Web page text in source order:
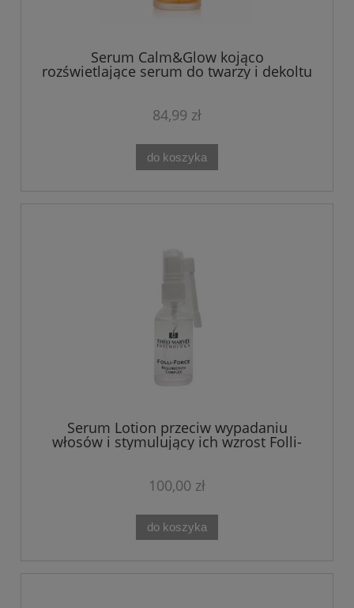
Serum Calm&Glow kojąco
rozświetlające serum do twarzy i dekoltu
84,99 zł
do koszyka
Serum Lotion przeciw wypadaniu
włosów i stymulujący ich wzrost Folli-
Force Theo Marvee 30 ml
100,00 zł
do koszyka